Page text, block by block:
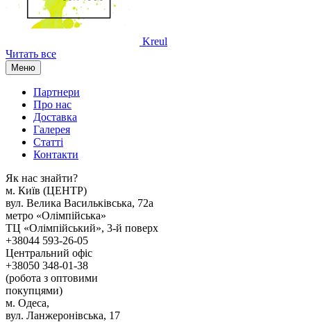
Kreul
Читать все
Меню
Партнери
Про нас
Доставка
Галерея
Статтi
Контакти
Як наc знайти?
м. Киïв (ЦЕНТР)
вул. Велика Васильківська, 72а
метро «Олімпійська»
ТЦ «Олімпійський», 3-й поверх
+38044 593-26-05
Центральний офіс
+38050 348-01-38
(робота з оптовими
покупцями)
м. Одеса,
вул. Ланжеронівська, 17